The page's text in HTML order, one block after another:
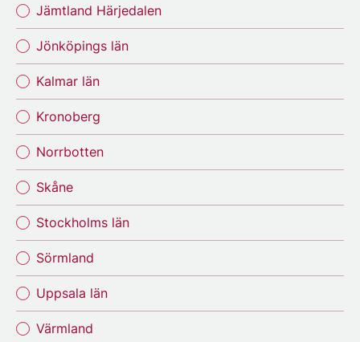
Jämtland Härjedalen
Jönköpings län
Kalmar län
Kronoberg
Norrbotten
Skåne
Stockholms län
Sörmland
Uppsala län
Värmland